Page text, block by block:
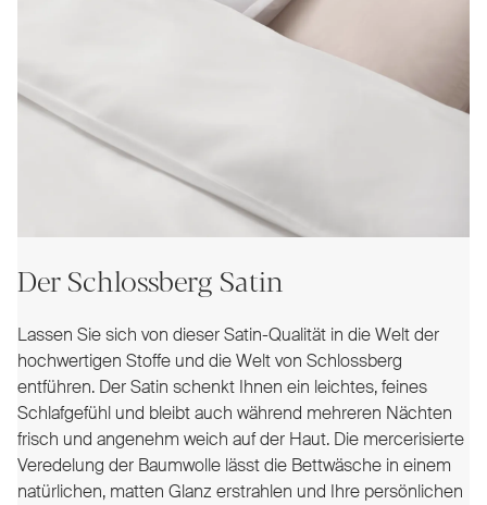
Der Schlossberg Satin
Lassen Sie sich von dieser Satin-Qualität in die Welt der
hochwertigen Stoffe und die Welt von Schlossberg
entführen. Der Satin schenkt Ihnen ein leichtes, feines
Schlafgefühl und bleibt auch während mehreren Nächten
frisch und angenehm weich auf der Haut. Die mercerisierte
Veredelung der Baumwolle lässt die Bettwäsche in einem
natürlichen, matten Glanz erstrahlen und Ihre persönlichen